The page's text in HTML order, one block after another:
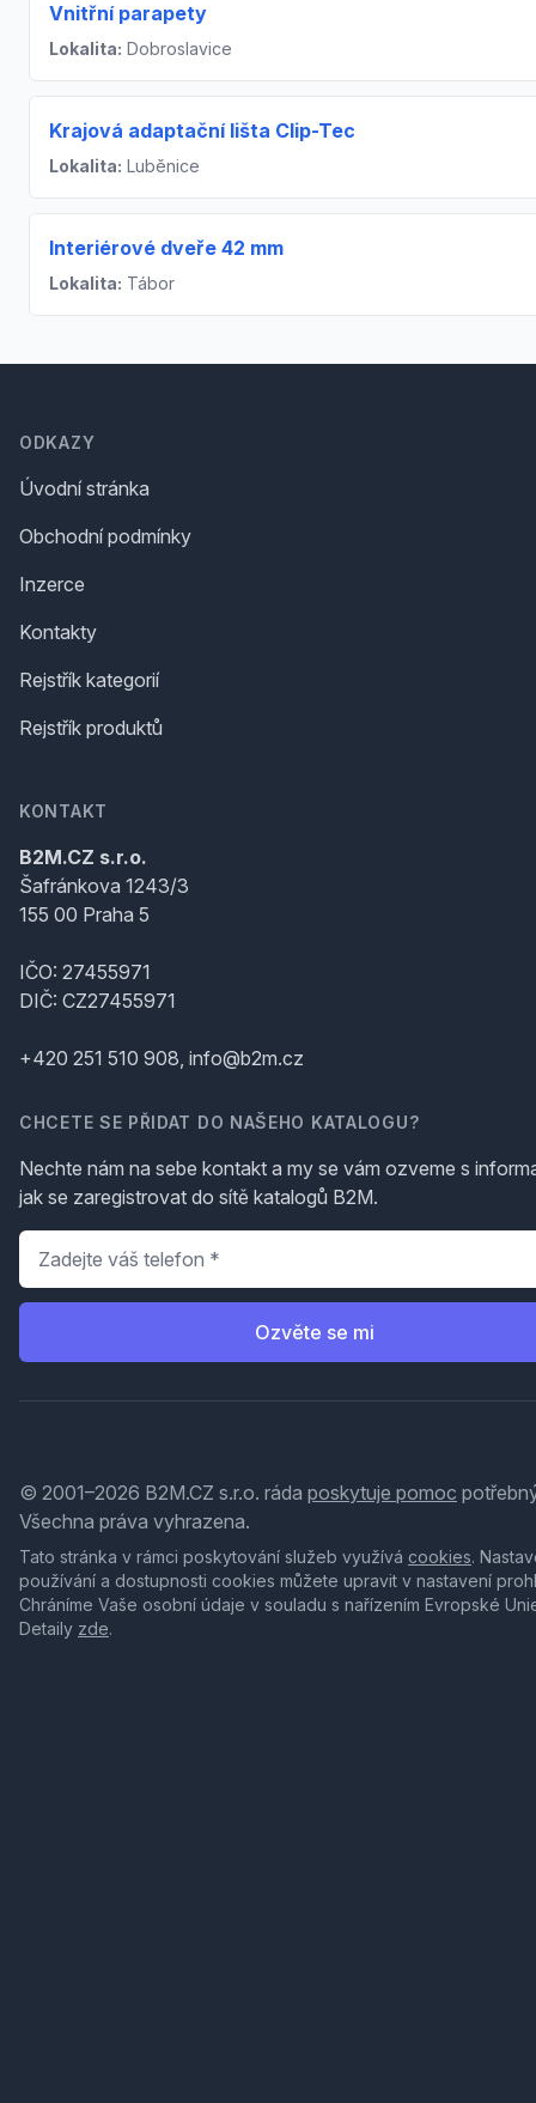
Vnitřní parapety
Lokalita: Dobroslavice
Krajová adaptační lišta Clip-Tec
Lokalita: Luběnice
Interiérové dveře 42 mm
Lokalita: Tábor
ODKAZY
Úvodní stránka
Obchodní podmínky
Inzerce
Kontakty
Rejstřík kategorií
Rejstřík produktů
KONTAKT
B2M.CZ s.r.o.
Šafránkova 1243/3
155 00 Praha 5
IČO: 27455971
DIČ: CZ27455971
+420 251 510 908, info@b2m.cz
CHCETE SE PŘIDAT DO NAŠEHO KATALOGU?
Nechte nám na sebe kontakt a my se vám ozveme s
jak se zaregistrovat do sítě katalogů B2M.
Telefon
Ozvěte se mi
© 2001–2026 B2M.CZ s.r.o. ráda poskytuje pomoc
Všechna práva vyhrazena.
Tato stránka v rámci poskytování služeb využívá cookies.
používání a dostupnosti cookies můžete upravit v nastavení
Chráníme Vaše osobní údaje v souladu s nařízením Evropské
Detaily zde.